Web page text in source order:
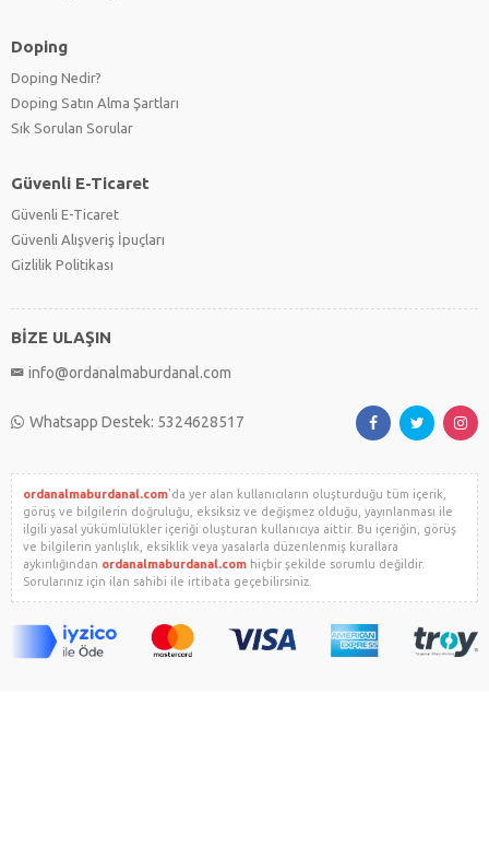
Doping
Doping Nedir?
Doping Satın Alma Şartları
Sık Sorulan Sorular
Güvenli E-Ticaret
Güvenli E-Ticaret
Güvenli Alışveriş İpuçları
Gizlilik Politikası
BİZE ULAŞIN
info@ordanalmaburdanal.com
Whatsapp Destek: 5324628517
ordanalmaburdanal.com'da yer alan kullanıcıların oluşturduğu tüm içerik,
görüş ve bilgilerin doğruluğu, eksiksiz ve değişmez olduğu, yayınlanması ile
ilgili yasal yükümlülükler içeriği oluşturan kullanıcıya aittir. Bu içeriğin, görüş
ve bilgilerin yanlışlık, eksiklik veya yasalarla düzenlenmiş kurallara
aykırılığından ordanalmaburdanal.com hiçbir şekilde sorumlu değildir.
Sorularınız için ilan sahibi ile irtibata geçebilirsiniz.